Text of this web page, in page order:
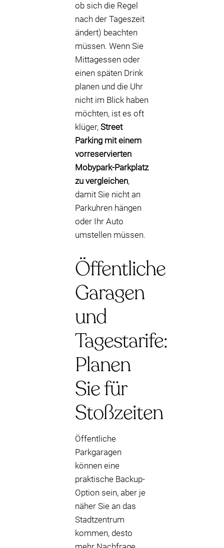
ob sich die Regel
nach der Tageszeit
ändert) beachten
müssen. Wenn Sie
Mittagessen oder
einen späten Drink
planen und die Uhr
nicht im Blick haben
möchten, ist es oft
klüger, Street
Parking mit einem
vorreservierten
Mobypark-Parkplatz
zu vergleichen,
damit Sie nicht an
Parkuhren hängen
oder Ihr Auto
umstellen müssen.
Öffentliche
Garagen
und
Tagestarife:
Planen
Sie für
Stoßzeiten
Öffentliche
Parkgaragen
können eine
praktische Backup-
Option sein, aber je
näher Sie an das
Stadtzentrum
kommen, desto